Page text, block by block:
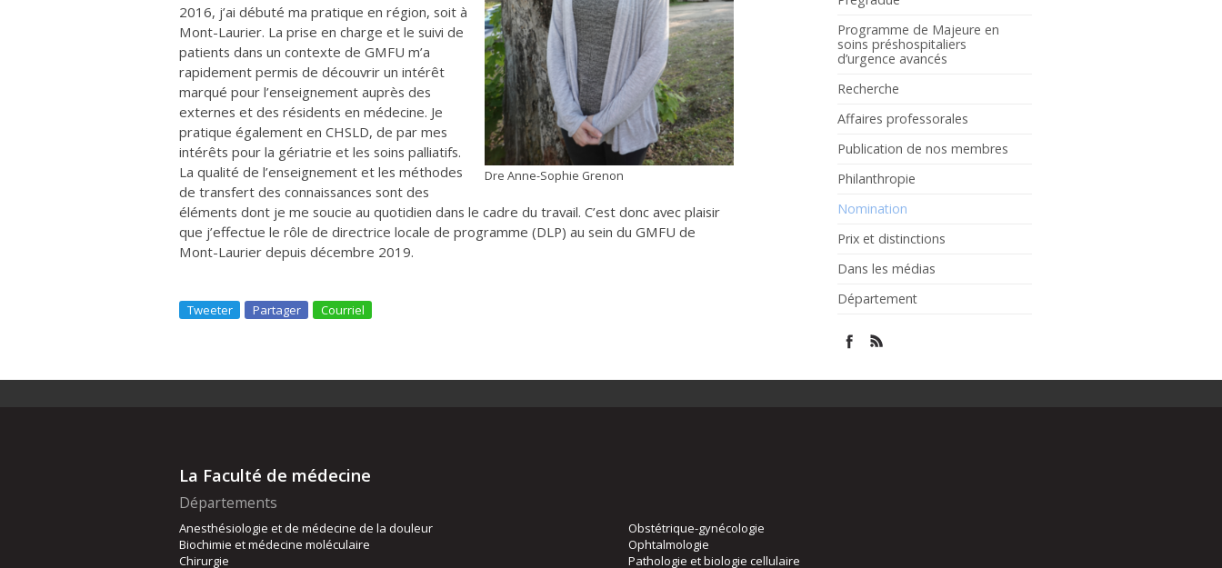
Programme de Majeure en
soins préshospitaliers
d’urgence avancés
Recherche
Affaires professorales
Publication de nos membres
Philanthropie
Nomination
Prix et distinctions
Dans les médias
Département
Dre Anne-Sophie Grenon
2016, j’ai débuté ma pratique en région, soit à
Mont-Laurier. La prise en charge et le suivi de
patients dans un contexte de GMFU m’a
rapidement permis de découvrir un intérêt
marqué pour l’enseignement auprès des
externes et des résidents en médecine. Je
pratique également en CHSLD, de par mes
intérêts pour la gériatrie et les soins palliatifs.
La qualité de l’enseignement et les méthodes
de transfert des connaissances sont des
éléments dont je me soucie au quotidien dans le cadre du travail. C’est donc avec plaisir
que j’effectue le rôle de directrice locale de programme (DLP) au sein du GMFU de
Mont-Laurier depuis décembre 2019.
Tweeter Partager Courriel
La Faculté de médecine
Départements
Anesthésiologie et de médecine de la douleur
Biochimie et médecine moléculaire
Chirurgie
Obstétrique-gynécologie
Ophtalmologie
Pathologie et biologie cellulaire